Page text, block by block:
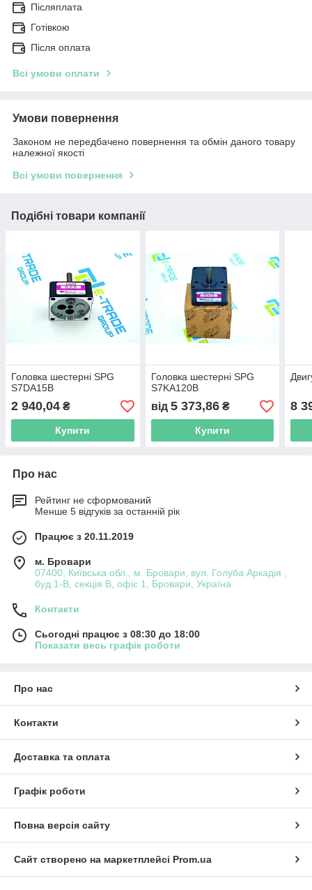
Післяплата
Готівкою
Після оплата
Всі умови оплати
Умови повернення
Законом не передбачено повернення та обмін даного товару
належної якості
Всі умови повернення
Подібні товари компанії
Головка шестерні SPG
S7DA15B
2 940,04 ₴
Купити
Головка шестерні SPG
S7KA120B
від 5 373,86₴
Купити
8
Про нас
Рейтинг не сформований
Менше 5 відгуків за останній рік
Працює з 20.11.2019
м. Бровари
07400, Київська обл., м. Бровари, вул. Голуба Аркадія ,
буд.1-В, секція В, офіс 1, Бровари, Україна
Контакти
Сьогодні працює з 08:30 до 18:00
Показати весь графік роботи
Про нас
Контакти
Доставка та оплата
Графік роботи
Повна версія сайту
Сайт створено на маркетплейсі Prom.ua